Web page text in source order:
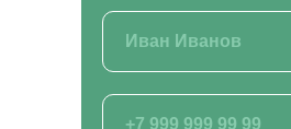
Ассистент ветеринарного врача
ВИДЫ ПРОГРАММ
Программы повышения
Основные программы